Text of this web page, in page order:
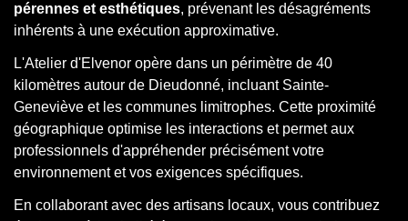
pérennes et esthétiques, prévenant les désagréments
inhérents à une exécution approximative.
L'Atelier d'Elvenor opère dans un périmètre de 40
kilomètres autour de Dieudonné, incluant Sainte-
Geneviève et les communes limitrophes. Cette proximité
géographique optimise les interactions et permet aux
professionnels d'appréhender précisément votre
environnement et vos exigences spécifiques.
En collaborant avec des artisans locaux, vous contribuez